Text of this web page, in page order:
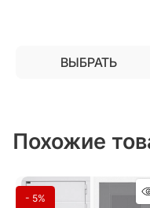
ВЫБРАТЬ
Похожие
- 5%